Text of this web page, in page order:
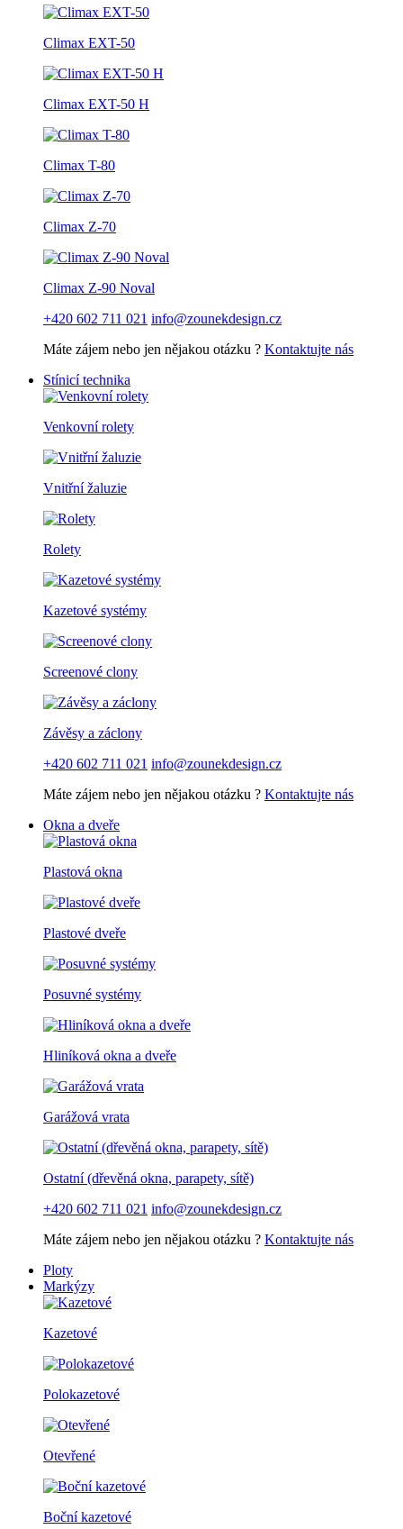
Climax EXT-50
Climax EXT-50 H
Climax T-80
Climax Z-70
Climax Z-90 Noval
+420 602 711 021 info@zounekdesign.cz
Máte zájem nebo jen nějakou otázku ? Kontaktujte nás
Stínicí technika
Venkovní rolety
Vnitřní žaluzie
Rolety
Kazetové systémy
Screenové clony
Závěsy a záclony
+420 602 711 021 info@zounekdesign.cz
Máte zájem nebo jen nějakou otázku ? Kontaktujte nás
Okna a dveře
Plastová okna
Plastové dveře
Posuvné systémy
Hliníková okna a dveře
Garážová vrata
Ostatní (dřevěná okna, parapety, sítě)
+420 602 711 021 info@zounekdesign.cz
Máte zájem nebo jen nějakou otázku ? Kontaktujte nás
Ploty
Markýzy
Kazetové
Polokazetové
Otevřené
Boční kazetové